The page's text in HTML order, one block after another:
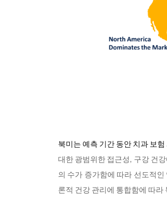
북미는 예측 기간 동안 치과 보
대한 광범위한 접근성, 구강 건
의 수가 증가함에 따라 선도적
론적 건강 관리에 통합함에 따라